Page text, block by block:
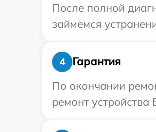
После полной
займемся
4
Гарантия
По окончании
ремонт